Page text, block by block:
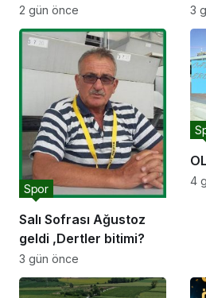
hemşehrileriyle
buluştu: “Gençlik ve
spor yatırımlarını
hayata geçirmeye
devam edeceğiz”
2 gün önce 3
Salı Sofrası Ağustoz
geldi ,Dertler bitimi?
Spor
3 gün önce
4